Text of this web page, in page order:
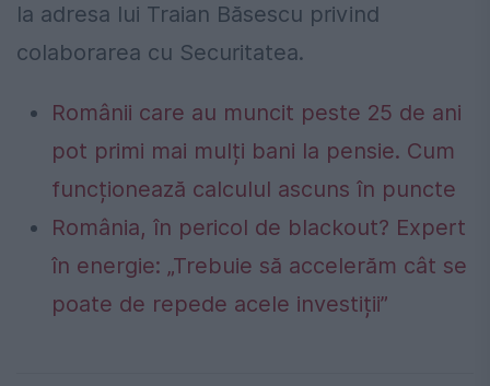
la adresa lui Traian Băsescu privind
colaborarea cu Securitatea.
Românii care au muncit peste 25 de ani
pot primi mai mulți bani la pensie. Cum
funcționează calculul ascuns în puncte
România, în pericol de blackout? Expert
în energie: „Trebuie să accelerăm cât se
poate de repede acele investiții”